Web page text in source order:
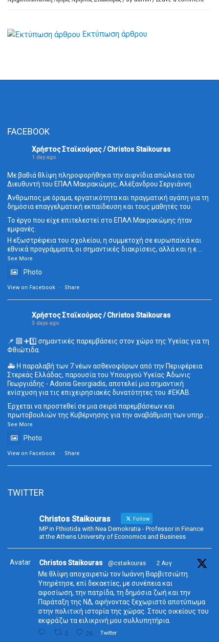
Εκτύπωση άρθρου
FACEBOOK
Χρήστος Σταϊκούρας / Christos Staikouras
1 day ago
Με βαθιά θλίψη πληροφορήθηκα την αιφνίδια απώλεια του
Διευθυντή του ΕΠΑΛ Μακρακώμης, Αλέξανδρου Σεργιάννη.
Άνθρωπος με όραμα, εργατικότητα και πραγματική αγάπη για τη
δημόσια επαγγελματική εκπαίδευση και τους μαθητές του.
Το έργο που είχε επιτελεστεί στο ΕΠΑΛ Μακρακώμης ήταν
εμφανές.
Η εξωστρέφεια του σχολείου, η συμμετοχή σε ευρωπαϊκά και
εθνικά προγράμματα, οι σημαντικές διακρίσεις, αλλά και η ε...
See More
Photo
View on Facebook · Share
Χρήστος Σταϊκούρας / Christos Staikouras
3 days ago
📌 🔟 ➕1️⃣ σημαντικές παρεμβάσεις στον χώρο της Υγείας για τη
Φθιώτιδα.
🚑 Η παραλαβή των 7 νέων ασθενοφόρων από την Περιφέρεια
Στερεάς Ελλάδας, παρουσία του Υπουργού Υγείας Άδωνις
Γεωργιάδης - Adonis Georgiadis, αποτελεί μια σημαντική
ενίσχυση για τις επιχειρησιακές δυνατότητες του #ΕΚΑΒ.
Έρχεται να προστεθεί σε μια σειρά παρεμβάσεων και
πρωτοβουλιών της Κυβέρνησης για την αναβάθμιση των υπηρ ...
See More
Photo
View on Facebook · Share
TWITTER
Christos Staikouras Follow
MP in Fthiotida with Nea Demokratia - Professor in Finance
at the Athens University of Economics and Business
Avatar Christos Staikouras @cstaikouras · 2 Αυγ
Με θλίψη αποχαιρετώ τον Ιωάννη Βαρβιτσιώτη.
Υπηρέτησε, επί δεκαετίες, με συνέπεια και
αφοσίωση, την πατρίδα, τη δημόσια ζωή και την
Παράταξη της ΝΔ, αφήνοντας ξεχωριστό αποτύπωμα
στην πολιτική ιστορία της χώρας. Στους οικείους του
εκφράζω τα ειλικρινή μου συλλυπητήρια.
2 26 Twitter